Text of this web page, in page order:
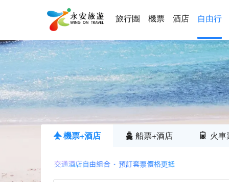
旅行團 機票 酒店 自由行
機票+酒店 船票+酒店 火車